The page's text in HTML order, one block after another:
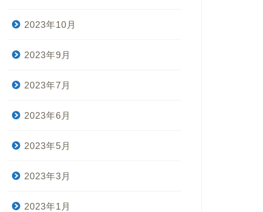
2023年10月
2023年9月
2023年7月
2023年6月
2023年5月
2023年3月
2023年1月